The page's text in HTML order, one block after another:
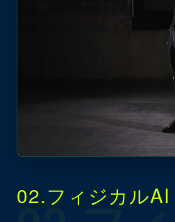
02.フィジカルAI